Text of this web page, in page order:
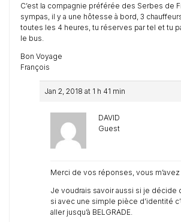
C’est la compagnie préférée des Serbes de
sympas, il y a une hôtesse à bord, 3
toutes les 4 heures, tu réserves par tel et tu
le bus.
Bon Voyage
François
Jan 2, 2018 at 1 h 41 min
DAVID
Guest
Merci de vos réponses, vous
Je voudrais savoir aussi si je décide
si avec une simple pièce d’identité
aller jusqu’à BELGRADE.